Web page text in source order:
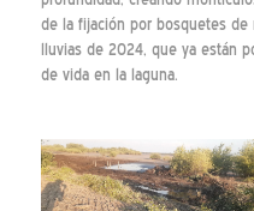
de la fijación por bosquetes de
lluvias de 2024, que ya están
de vida en la laguna.